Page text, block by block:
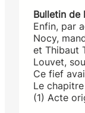
Bulletin de
Enfin, par
Nocy,
et Thibaut
Louvet,
Ce fief
Le
(1) Acte